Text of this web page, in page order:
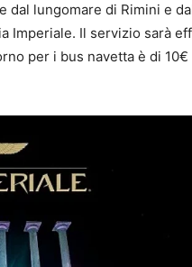
lungomare di Rimini e
Imperiale. Il servizio sarà
per i bus navetta è di 10€